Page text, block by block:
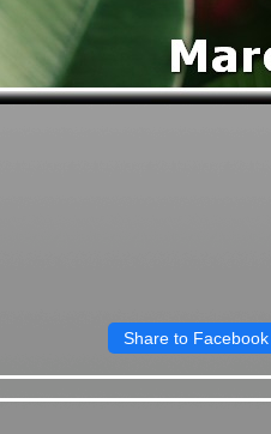
Share to Facebook